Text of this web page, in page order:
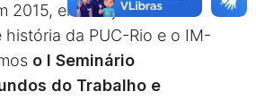
2015, em conjunto com o
da PUC-Rio e o IM-
o I Seminário
do Trabalho e